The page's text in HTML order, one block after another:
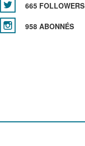
665 FOLLOWERS
958 ABONNÉS